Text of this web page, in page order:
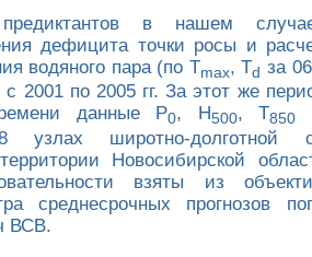
в нашем случае
дефицита точки росы и
водяного пара (по Тmax, Тd за
2001 по 2005 гг. За этот же
данные P0, H500, T850
широтно-долготной
Новосибирской
взяты из
среднесрочных прогнозов
ВСВ.